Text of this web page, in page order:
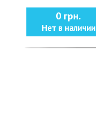
0 грн.
Нет в наличии